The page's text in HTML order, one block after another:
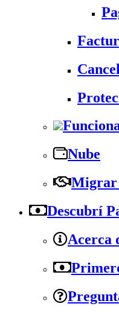
Nube
Migrar
Descubrí
Acerca